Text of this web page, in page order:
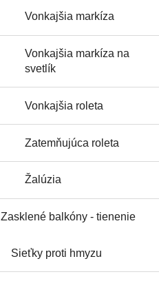
Vonkajšia markíza
Vonkajšia markíza na
svetlík
Vonkajšia roleta
Zatemňujúca roleta
Žalúzia
Zasklené balkóny - tienenie
Sieťky proti hmyzu